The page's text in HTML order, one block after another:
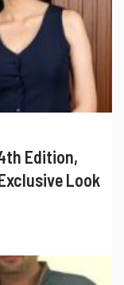
Edition,
Look